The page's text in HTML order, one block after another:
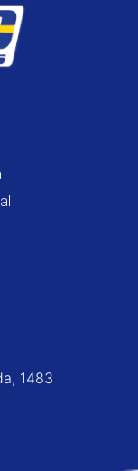
1483